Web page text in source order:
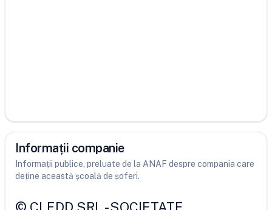
Informații companie
Informații publice, preluate de la ANAF despre compania care
deține această școală de șoferi.